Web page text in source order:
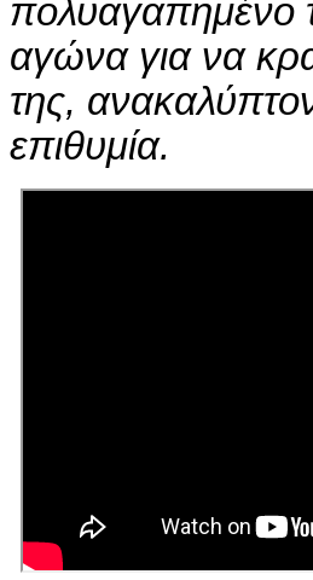
πολυαγαπημένο
αγώνα για να
της,
επιθυμία.